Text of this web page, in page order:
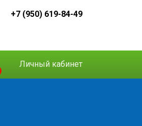
+7 (950) 619-84-49
Личный кабинет